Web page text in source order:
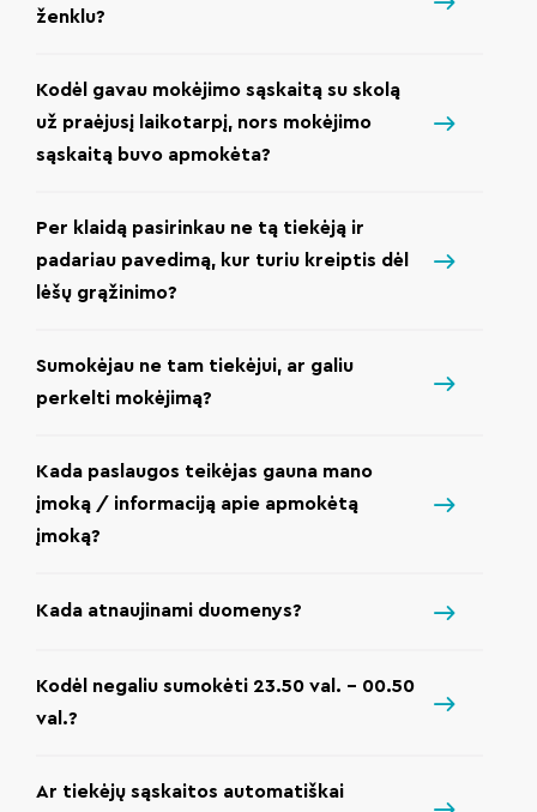
ženklu?
Kodėl gavau mokėjimo sąskaitą su skolą
už praėjusį laikotarpį, nors mokėjimo
sąskaitą buvo apmokėta?
Per klaidą pasirinkau ne tą tiekėją ir
padariau pavedimą, kur turiu kreiptis dėl
lėšų grąžinimo?
Sumokėjau ne tam tiekėjui, ar galiu
perkelti mokėjimą?
Kada paslaugos teikėjas gauna mano
įmoką / informaciją apie apmokėtą
įmoką?
Kada atnaujinami duomenys?
Kodėl negaliu sumokėti 23.50 val. – 00.50
val.?
Ar tiekėjų sąskaitos automatiškai